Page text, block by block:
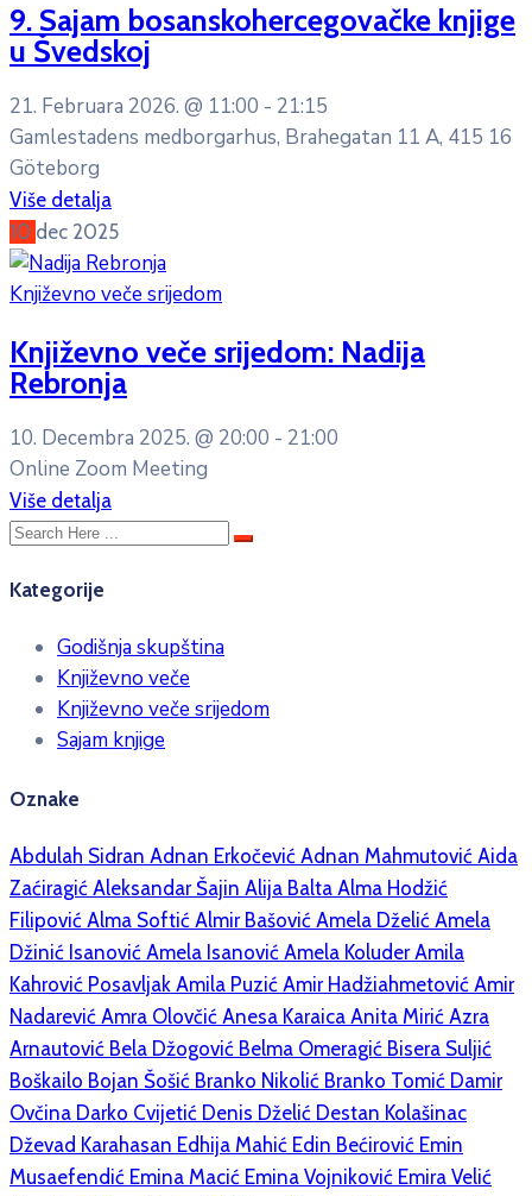
9. Sajam bosanskohercegovačke knjige
u Švedskoj
21. Februara 2026. @ 11:00 - 21:15
Gamlestadens medborgarhus, Brahegatan 11 A, 415 16
Göteborg
Više detalja
10 dec 2025
Književno veče srijedom
Književno veče srijedom: Nadija
Rebronja
10. Decembra 2025. @ 20:00 - 21:00
Online Zoom Meeting
Više detalja
Kategorije
Godišnja skupština
Književno veče
Književno veče srijedom
Sajam knjige
Oznake
Abdulah Sidran Adnan Erkočević Adnan Mahmutović Aida
Zaćiragić Aleksandar Šajin Alija Balta Alma Hodžić
Filipović Alma Softić Almir Bašović Amela Dželić Amela
Džinić Isanović Amela Isanović Amela KoluderAmila
Kahrović Posavljak Amila Puzić Amir Hadžiahmetović Amir
Nadarević Amra Olovčić Anesa Karaica Anita Mirić Azra
Arnautović Bela Džogović Belma Omeragić Bisera Suljić
Boškailo Bojan Šošić Branko Nikolić Branko Tomić Damir
Ovčina Darko Cvijetić Denis Dželić Destan Kolašinac
Dževad Karahasan Edhija Mahić Edin Bećirović Emin
Musaefendić Emina Macić Emina Vojniković Emira Velić